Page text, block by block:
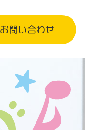
お問い合わせ